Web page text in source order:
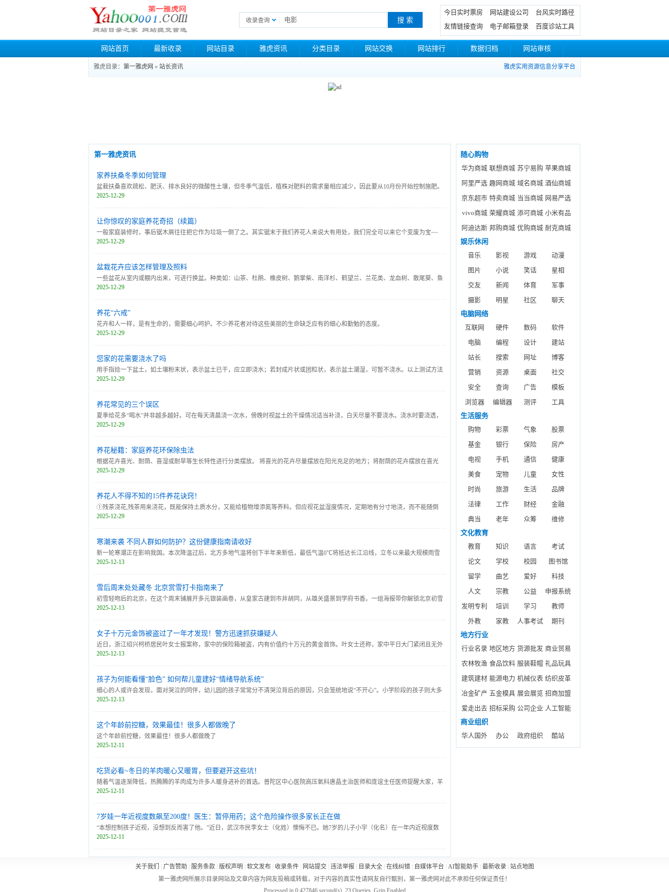
收录查询
今日实时票房 网站建设公司
台风实时路径
友情链接查询
电子邮箱登录 百度诊站工具
网站首页 最新收录 网站目录 雅虎资讯 分类目录 网站交换 网站排行 数据归档 网站审核
雅虎目录： 第一雅虎网 » 站长资讯 雅虎实用资源信息分享平台
第一雅虎资讯
家养扶桑冬季如何管理
盆栽扶桑喜欢疏松、肥沃、排水良好的微酸性土壤，但冬季气温低，植株对肥料的需求量相应减少，因此要从10月份开始控制施肥。
可在盆土表面撒一薄层干肥，如粗粒饼粉、酱渣粉粒等。要减少氮肥的施用量，避免枝叶徒长，进而影响生理休眠。如叶片出现黄
2025-12-29
让你惊叹的家庭养花奇招（续篇）
一般家庭装修时，事后锯木屑往往把它作为垃圾一倒了之。其实锯末于我们养花人来说大有用处，我们完全可以来它个变废为宝~~
2025-12-29
盆栽花卉应该怎样管理及照料
一些盆花从室内或棚内出来，可进行换盆。种类如：山茶、杜鹃、橡皮树、鹅掌柴、南洋杉、鹤望兰、兰花类、龙血树、散尾葵、鱼
尾葵等。
2025-12-29
养花“六戒”
花卉和人一样，是有生命的，需要细心呵护。不少养花者对待这些美丽的生命缺乏应有的细心和勤勉的态度。
2025-12-29
您家的花需要浇水了吗
用手指捻一下盆土，如土壤粉末状，表示盆土已干，应立即浇水；若封成片状或团粒状，表示盆土潮湿，可暂不浇水。以上测试方法
均为经验之谈，它只能告诉人们盆土干湿的大概情况、如需要准确知道盆土干湿程度，可购一支土壤温度计，将温度计插入封里，即
2025-12-29
养花常见的三个误区
夏季给花多“喝水”并非越多越好。可在每天清晨浇一次水，傍晚时视盆土的干燥情况适当补浇，白天尽量不要浇水。浇水时要浇透，
以盆底有水流出为准。 一些肉质根的花卉，如君子兰等，则须控制浇水量，如果花儿“喝水”过多，极易造成烂根。这类花儿也经不
2025-12-29
养花秘籍：家庭养花环保除虫法
根据花卉喜光、耐荫、喜湿或耐旱等生长特性进行分类摆放。 将喜光的花卉尽量摆放在阳光充足的地方；将耐荫的花卉摆放在喜光
花卉的下层或阳光不能直接照射到的地方；喜湿的花卉浇水的间隔时间要短；耐旱的花卉浇水的间隔时间要长。
2025-12-29
养花人不得不知的15件养花诀窍！
①残茶浇花,残茶用来浇花，既能保持土质水分，又能给植物增添氮等养料。但应视花盆湿度情况，定期地有分寸地浇，而不能随倒
残茶随浇。
2025-12-29
寒潮来袭 不同人群如何防护？这份健康指南请收好
新一轮寒潮正在影响我国。本次降温过后，北方多地气温将创下半年来新低，最低气温0℃将抵达长江沿线，立冬以来最大规模雨雪
天气也将来袭。寒潮来袭 不同人群如何防护？这份健康指南请收好
2025-12-13
雪后周末处处藏冬 北京赏雪打卡指南来了
初雪轻吻后的北京，在这个周末铺展开多元银装画卷，从皇家古建到市井胡同，从雄关盛景到学府书香。一组海报带你解锁北京初雪
后的每一处心动，收藏这份指南，带您共赴一场与冬日京城的美好之约。
2025-12-13
女子十万元金饰被盗过了一年才发现！警方迅速抓获嫌疑人
近日，浙江绍兴柯桥居民叶女士报案称，家中的保险箱被盗，内有价值约十万元的黄金首饰。叶女士还称，家中平日大门紧闭且无外
人来访，最后确认黄金首饰已是一年以前，因此怀疑失窃已久。警方经数轮排查，将已潜逃至安徽的叶女士邻居陆某抓获，经审讯，
2025-12-13
孩子为何能看懂“脸色” 如何帮儿童建好“情绪导航系统”
细心的人或许会发现，面对哭泣的同伴，幼儿园的孩子常常分不清哭泣背后的原因，只会笼统地说“不开心”。小学阶段的孩子则大多
能察觉，同伴哭泣是由于被误解的委屈还是比赛失利的沮丧。
2025-12-13
这个年龄前控糖，效果最佳！很多人都做晚了
这个年龄前控糖，效果最佳！很多人都做晚了
2025-12-11
吃货必看~冬日的羊肉暖心又暖胃，但要避开这些坑！
随着气温逐渐降低，热腾腾的羊肉成为许多人暖身进补的首选。普陀区中心医院高压氧科唐晶主治医师和庞谊主任医师提醒大家，羊
肉虽好，并非人人适宜哟~一起来看看吧！吃货必看~冬日的羊肉暖心又暖胃，但要避开这些坑！
2025-12-11
7岁娃一年近视度数飙至200度！医生：暂停用药；这个危险操作很多家长正在做
“本想控制孩子近视，没想到反而害了他。”近日，武汉市民李女士（化姓）懊悔不已。她7岁的儿子小宇（化名）在一年内近视度数
从轻度飙升至200度，原因竟是家长未遵医嘱擅自给孩子使用低浓度阿托品滴眼液，还拒绝给孩子配戴眼镜。为此，武汉大学附属爱
2025-12-11
随心购物
华为商城 联想商城 苏宁易购 苹果商城
阿里严选 趣网商城 域名商城 酒仙商城
京东超市 特卖商城 当当商城 网易严选
vivo商城 荣耀商城 添可商城 小米有品
阿迪达斯 邦购商城 优购商城 耐克商城
娱乐休闲
音乐
影视 游戏
动漫
图片
小说 笑话
星相
交友
新闻 体育
军事
摄影
明星 社区
聊天
电脑网络
互联网
硬件 数码
软件
电脑
编程 设计
建站
站长
搜索 网址
博客
营销
资源 桌面
社交
安全
查询 广告
模板
浏览器
编辑器 测评
工具
生活服务
购物
彩票 气象
股票
基金
银行 保险
房产
电视
手机 通信
健康
美食
宠物 儿童
女性
时尚
旅游 生活
品牌
法律
工作 财经
金融
典当
老年 众筹
维修
文化教育
教育
知识 语言
考试
论文
学校 校园
图书馆
留学
曲艺 爱好
科技
人文
宗教 公益
申报系统
发明专利
培训 学习
教师
外教
家教 人事考试
期刊
地方行业
行业名录 地区地方 货源批发 商业贸易
农林牧渔 食品饮料 服装鞋帽 礼品玩具
建筑建材 能源电力 机械仪表 纺织皮革
冶金矿产 五金模具 展会展览 招商加盟
爱走出去 招标采购 公司企业 人工智能
商业组织
华人国外
办公 政府组织 酷站
关于我们 广告赞助| 服务条款| 版权声明 软文发布| 收录条件| 网站提交| 违法举报 目录大全| 在线纠错| 自媒体平台 AI智能助手| 最新收录| 站点地图
第一雅虎网所展示目录网站及文章内容为网友投稿或转载，对于内容的真实性请网友自行甄别，第一雅虎网对此不承担任何保证责任！